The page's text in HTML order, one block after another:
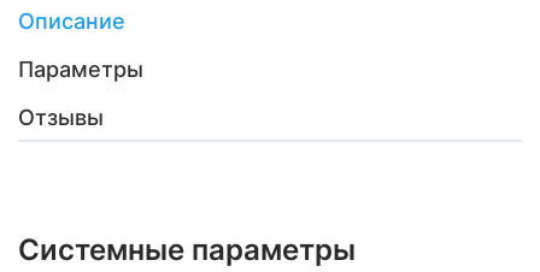
Описание
Параметры
Отзывы
Системные параметры